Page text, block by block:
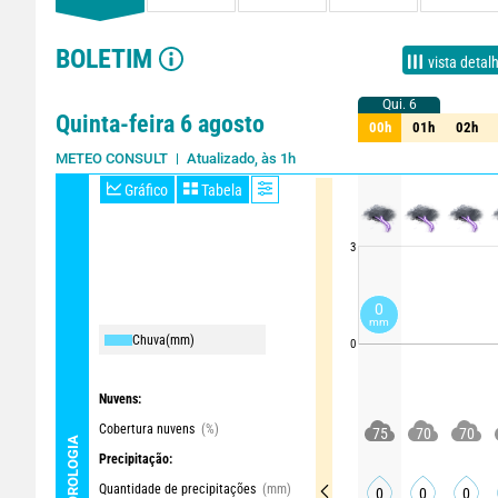
BOLETIM vista
Quinta-feira 6 agosto
METEO CONSULT Atualizado, às 1h
Gráfico Tabela
Chuva(mm)
Nuvens:
Cobertura nuvens (%)
Precipitação:
Quantidade de precipitações (mm)
3
0
Qui. 6
00h 01h 02h
Qui. 6
00h 01h 02h
75 70 70
0 0 0
0
mm